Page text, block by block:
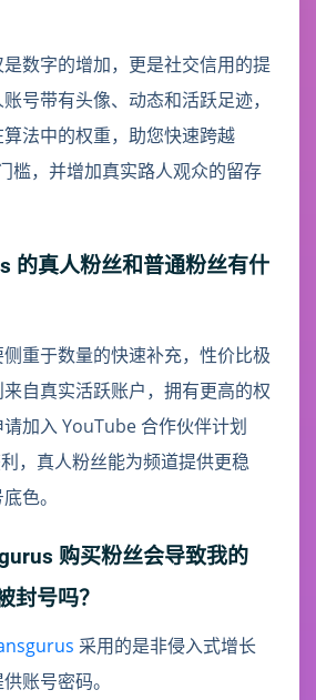
数字的增加，更是社交信用的提
号带有头像、动态和活跃足迹，
法中的权重，助您快速跨越
槛，并增加真实路人观众的留存
的真人粉丝和普通粉丝有什
重于数量的快速补充，性价比极
自真实活跃账户，拥有更高的权
加入 YouTube 合作伙伴计划
利，真人粉丝能为频道提供更稳
色。
购买粉丝会导致我的
封号吗？
采用的是非侵入式增长
账号密码。